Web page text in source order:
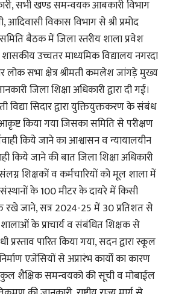
सभी खण्ड समन्वयक आबकारी विभाग
आदिवासी विकास विभाग से श्री प्रमोद
बैठक में जिला स्तरीय शाला प्रवेश
उच्चतर माध्यमिक विद्यालय नगरदा
लोक सभा क्षेत्र श्रीमती कमलेश जांगड़े मुख्य
जिला शिक्षा अधिकारी द्वारा दी गई।
विद्या सिदार द्वारा युक्तियुक्तकरण के संबंध
किया गया जिसका समिति से परीक्षण
किये जाने का आश्वासन व न्यायालयीन
किये जाने की बात जिला शिक्षा अधिकारी
शिक्षकों व कर्मचारियों को मूल शाला में
के 100 मीटर के दायरे में किसी
रखे जाने, सत्र 2024-25 में 30 प्रतिशत से
के प्राचार्य व संबंधित शिक्षक से
पारित किया गया, सदन द्वारा स्कूल
एजेंसियों से अप्रारंभ कार्यों का कारण
शैक्षिक समन्वयको की सूची व मोबाईल